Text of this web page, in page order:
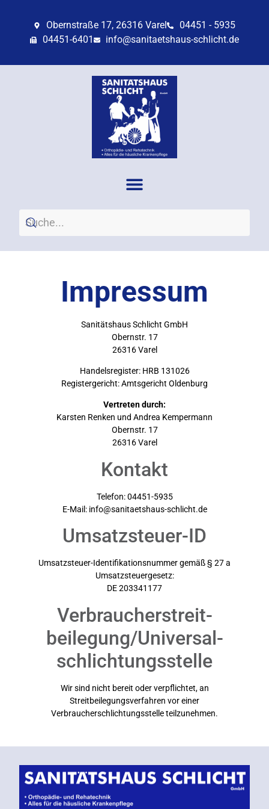
Obernstraße 17, 26316 Varel
04451 - 5935
04451-6401
info@sanitaetshaus-schlicht.de
Impressum
Sanitätshaus Schlicht GmbH
Obernstr. 17
26316 Varel
Handelsregister: HRB 131026
Registergericht: Amtsgericht Oldenburg
Vertreten durch:
Karsten Renken und Andrea Kempermann
Obernstr. 17
26316 Varel
Kontakt
Telefon: 04451-5935
E-Mail: info@sanitaetshaus-schlicht.de
Umsatzsteuer-ID
Umsatzsteuer-Identifikationsnummer gemäß § 27 a
Umsatzsteuergesetz:
DE 203341177
Verbraucher­streit­
beilegung/Universal­
schlichtungs­stelle
Wir sind nicht bereit oder verpflichtet, an
Streitbeilegungsverfahren vor einer
Verbraucherschlichtungsstelle teilzunehmen.